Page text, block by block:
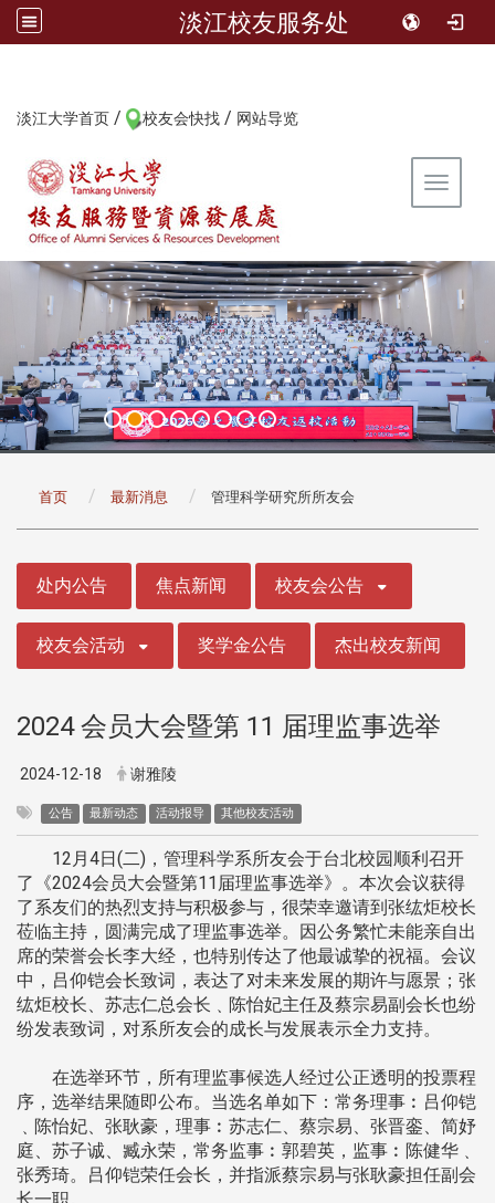
淡江校友服务处
淡江大学首页 / 校友会快找 / 网站导览
Toggle
首页 最新消息 管理科学研究所所友会
处内公告 焦点新闻 校友会公告
校友会活动 奖学金公告 杰出校友新闻
2024 会员大会暨第 11 届理监事选举
2024-12-18 谢雅陵
公告 最新动态 活动报导 其他校友活动
12月4日(二)，管理科学系所友会于台北校园顺利召开
了《2024会员大会暨第11届理监事选举》。本次会议获得
了系友们的热烈支持与积极参与，很荣幸邀请到张纮炬校长
莅临主持，圆满完成了理监事选举。因公务繁忙未能亲自出
席的荣誉会长李大经，也特别传达了他最诚挚的祝福。会议
中，吕仰铠会长致词，表达了对未来发展的期许与愿景；张
纮炬校长、苏志仁总会长﹑陈怡妃主任及蔡宗易副会长也纷
纷发表致词，对系所友会的成长与发展表示全力支持。
在选举环节，所有理监事候选人经过公正透明的投票程
序，选举结果随即公布。当选名单如下：常务理事︰吕仰铠
﹑陈怡妃、张耿豪，理事︰苏志仁、蔡宗易、张晋銮、简妤
庭、苏子诚、臧永荣，常务监事︰郭碧英，监事︰陈健华﹑
张秀琦。吕仰铠荣任会长，并指派蔡宗易与张耿豪担任副会